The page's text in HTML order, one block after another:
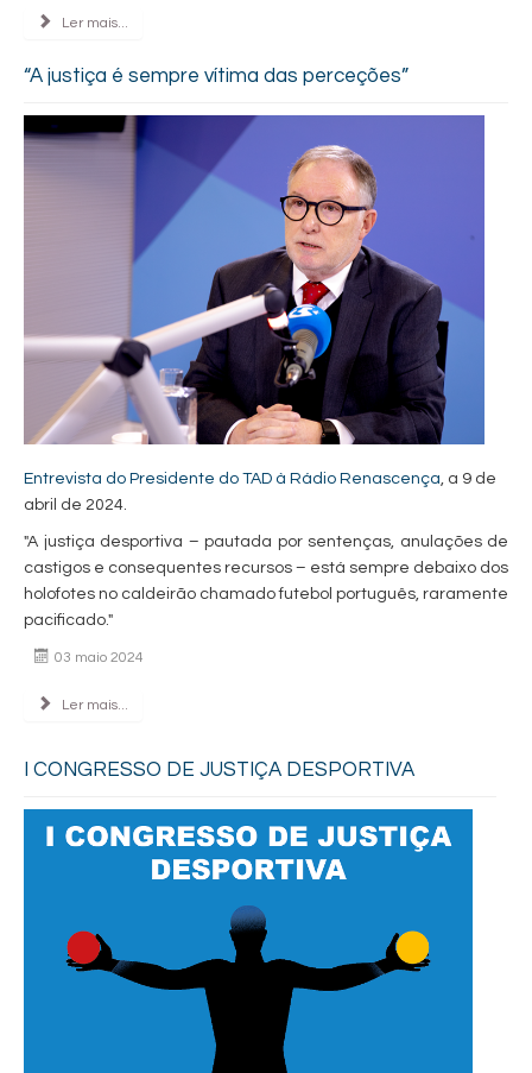
Ler mais...
“A justiça é sempre vítima das perceções”
Entrevista do Presidente do TAD à Rádio Renascença , a 9 de
abril de 2024.
"A justiça desportiva – pautada por sentenças, anulações de
castigos e consequentes recursos – está sempre debaixo dos
holofotes no caldeirão chamado futebol português, raramente
pacificado."
03 maio 2024
Ler mais...
I CONGRESSO DE JUSTIÇA DESPORTIVA